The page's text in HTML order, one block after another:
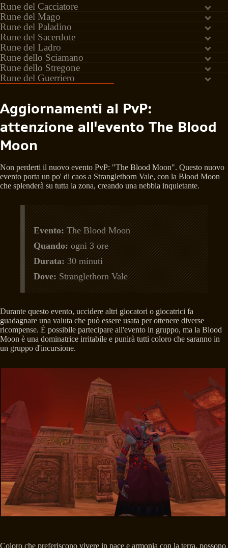
Rune del Cacciatore
Rune del Mago
Rune del Paladino
Rune del Sacerdote
Rune del Ladro
Rune dello Sciamano
Rune dello Stregone
Rune del Guerriero
Aggiornamenti al PvP:
attenzione all'evento The Blood
Moon
Non perderti il nuovo evento PvP: "The Blood Moon". Questo nuovo
evento porta un po' di caos a Stranglethorn Vale, con la Blood Moon
che splenderà su tutta la zona, creando una nebbia inquietante.
Evento:The Blood Moon
Quando: ogni 3 ore
Durata: 30 minuti
Dove: Stranglethorn Vale
Durante questo evento, uccidere altri giocatori o giocatrici fa
guadagnare una valuta che può essere usata per ottenere diverse
ricompense. È possibile partecipare all'evento in gruppo, ma la Blood
Moon è una dominatrice irritabile e punirà tutti coloro che saranno in
un gruppo d'incursione.
Coloro che preferiscono vivere in pace e armonia con la terra, possono